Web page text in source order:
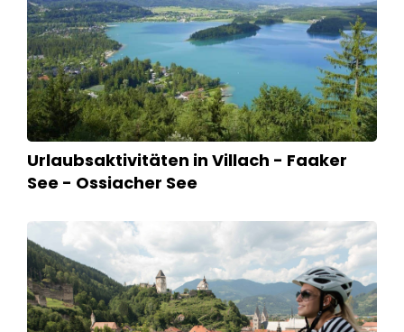
Urlaubsaktivitäten in Villach - Faaker
See - Ossiacher See